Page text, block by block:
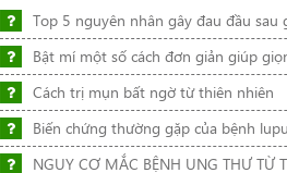
Top 5 nguyên nhân gây đau đầu sau
Bật mí một số cách đơn giản giúp
Cách trị mụn bất ngờ từ thiên nhiên
Biến chứng thường gặp của bệnh
NGUY CƠ MẮC BỆNH UNG THƯ TỪ